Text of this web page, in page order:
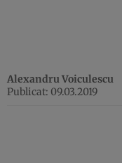
Alexandru Voiculescu
Publicat: 09.03.2019